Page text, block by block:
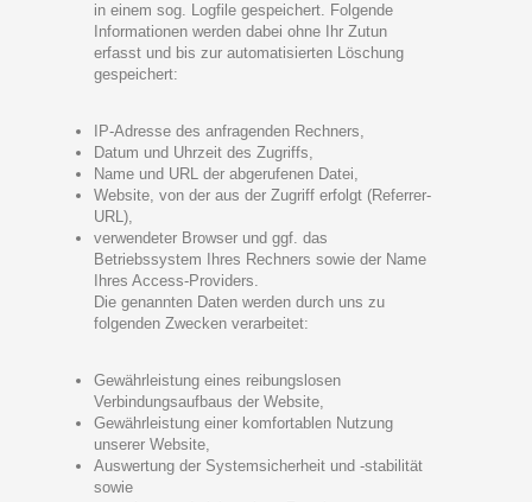
in einem sog. Logfile gespeichert. Folgende
Informationen werden dabei ohne Ihr Zutun
erfasst und bis zur automatisierten Löschung
gespeichert:
IP-Adresse des anfragenden Rechners,
Datum und Uhrzeit des Zugriffs,
Name und URL der abgerufenen Datei,
Website, von der aus der Zugriff erfolgt (Referrer-
URL),
verwendeter Browser und ggf. das
Betriebssystem Ihres Rechners sowie der Name
Ihres Access-Providers.
Die genannten Daten werden durch uns zu
folgenden Zwecken verarbeitet:
Gewährleistung eines reibungslosen
Verbindungsaufbaus der Website,
Gewährleistung einer komfortablen Nutzung
unserer Website,
Auswertung der Systemsicherheit und -stabilität
sowie